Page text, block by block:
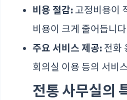
비용 절감: 고정비용이
비용이 크게 줄어듭니
주요 서비스 제공: 전화
회의실 이용 등의 서비
전통 사무실의